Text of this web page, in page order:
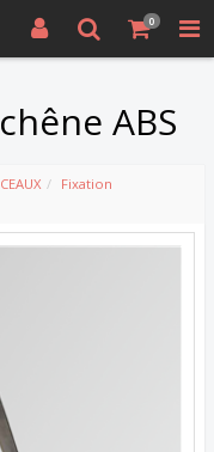
0
ABS
Fixation